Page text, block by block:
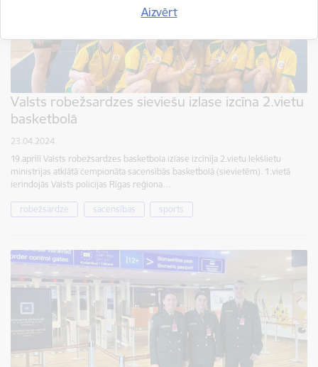
Aizvērt
Valsts robežsardzes sieviešu izlase izcīna 2.vietu
basketbolā
23.04.2024.
19.aprīlī Valsts robežsardzes basketbola izlase izcīnīja 2.vietu Iekšlietu
ministrijas atklātā čempionāta sacensībās basketbolā (sievietēm). 1.vietā
ierindojās Valsts policijas Rīgas reģiona…
robežsardze sacensības sports